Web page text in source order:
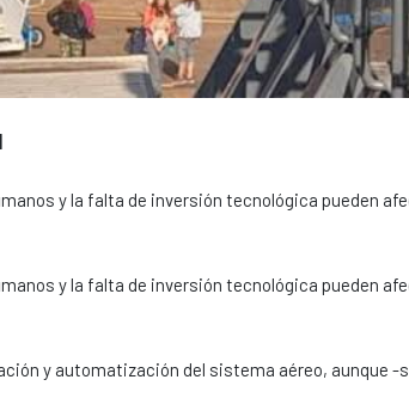
y la falta de inversión tecnológica pueden
y la falta de inversión tecnológica pueden
y automatización del sistema aéreo, aunque